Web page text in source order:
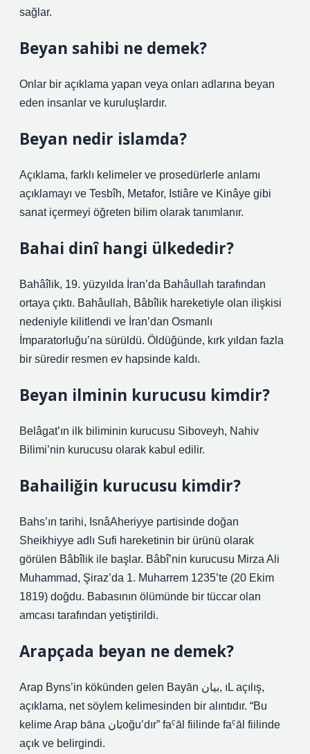
sağlar.
Beyan sahibi ne demek?
Onlar bir açıklama yapan veya onları adlarına beyan
eden insanlar ve kuruluşlardır.
Beyan nedir islamda?
Açıklama, farklı kelimeler ve prosedürlerle anlamı
açıklamayı ve Tesbîh, Metafor, Istiâre ve Kinâye gibi
sanat içermeyi öğreten bilim olarak tanımlanır.
Bahai dinî hangi ülkededir?
Bahâîlik, 19. yüzyılda İran’da Bahâullah tarafından
ortaya çıktı. Bahâullah, Bâbîlik hareketiyle olan ilişkisi
nedeniyle kilitlendi ve İran’dan Osmanlı
İmparatorluğu’na sürüldü. Öldüğünde, kırk yıldan fazla
bir süredir resmen ev hapsinde kaldı.
Beyan ilminin kurucusu kimdir?
Belâgat’ın ilk biliminin kurucusu Siboveyh, Nahiv
Bilimi’nin kurucusu olarak kabul edilir.
Bahailiğin kurucusu kimdir?
Bahs’ın tarihi, IsnâAheriyye partisinde doğan
Sheikhiyye adlı Sufi hareketinin bir ürünü olarak
görülen Bâbîlik ile başlar. Bâbî’nin kurucusu Mirza Ali
Muhammad, Şiraz’da 1. Muharrem 1235’te (20 Ekim
1819) doğdu. Babasının ölümünde bir tüccar olan
amcası tarafından yetiştirildi.
Arapçada beyan ne demek?
Arap Byns’in kökünden gelen Bayān بيان, ıL açılış,
açıklama, net söylem kelimesinden bir alıntıdır. “Bu
kelime Arap bāna بَانoğu’dır” faˁāl fiilinde faˁāl fiilinde
açık ve belirgindi.